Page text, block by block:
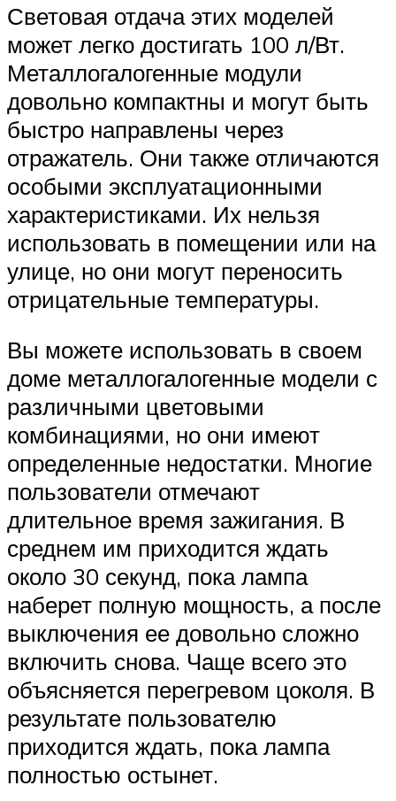
Световая отдача этих моделей
может легко достигать 100 л/Вт.
Металлогалогенные модули
довольно компактны и могут быть
быстро направлены через
отражатель. Они также отличаются
особыми эксплуатационными
характеристиками. Их нельзя
использовать в помещении или на
улице, но они могут переносить
отрицательные температуры.
Вы можете использовать в своем
доме металлогалогенные модели с
различными цветовыми
комбинациями, но они имеют
определенные недостатки. Многие
пользователи отмечают
длительное время зажигания. В
среднем им приходится ждать
около 30 секунд, пока лампа
наберет полную мощность, а после
выключения ее довольно сложно
включить снова. Чаще всего это
объясняется перегревом цоколя. В
результате пользователю
приходится ждать, пока лампа
полностью остынет.